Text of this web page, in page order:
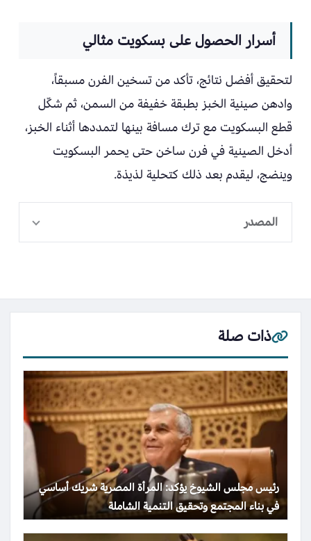
أسرار الحصول على بسكويت مثالي
لتحقيق أفضل نتائج، تأكد من تسخين الفرن مسبقاً،
وادهن صينية الخبز بطبقة خفيفة من السمن، ثم شكّل
قطع البسكويت مع ترك مسافة بينها لتمددها أثناء الخبز،
أدخل الصينية في فرن ساخن حتى يحمر البسكويت
وينضج، ليقدم بعد ذلك كتحلية لذيذة.
المصدر
ذات صلة
رئيس مجلس الشيوخ يؤكد: المرأة المصرية شريك أساسي
في بناء المجتمع وتحقيق التنمية الشاملة